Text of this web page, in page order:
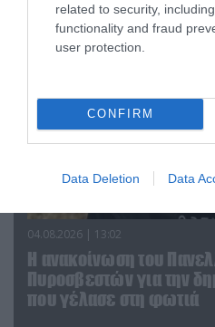
related to security,
functionality and fraud
user protection.
CONFIRM
Data Deletion Data
04.08.2026 | 13:02
Η ανακοίνωση του
Πυροσβεστών για την
που γέλασε στη φωτιά